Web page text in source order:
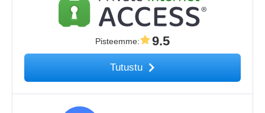
Pisteemme: 9.5
Tutustu